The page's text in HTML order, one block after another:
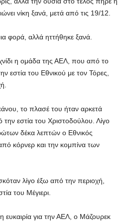
νίκη ξανά, μετά από τις 19/12.
φορά, αλλά ηττήθηκε ξανά.
η ομάδα της ΑΕΛ, που από το
εστία του Εθνικού με τον Τόρες,
το πλασέ του ήταν αρκετά
εστία του Χριστοδούλου. Λίγο
δέκα λεπτών ο Εθνικός
κόρνερ και την κομπίνα των
λίγο έξω από την περιοχή,
του Μέγιερι.
για την ΑΕΛ, ο Μάζουρεκ